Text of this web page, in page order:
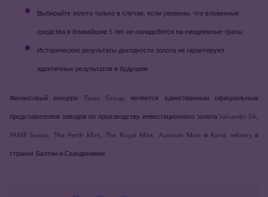
Выбирайте золото только в случае, если уверены, что вложенные
средства в ближайшие 5 лет не понадобятся на ежедневные траты.
Исторические результаты доходности золота не гарантируют
идентичных результатов в будущем.
Финансовый концерн Tavex Group является единственным официальным
представителем заводов по производству инвестиционного золота Valcambi SA,
PAMP Suisse, The Perth Mint, The Royal Mint, Austrian Mint и Rand refinery в
странах Балтии и Скандинавии.